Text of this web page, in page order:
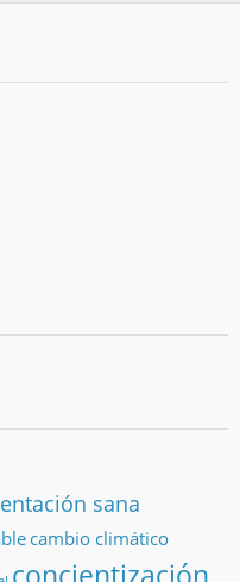
sana
cambio climático